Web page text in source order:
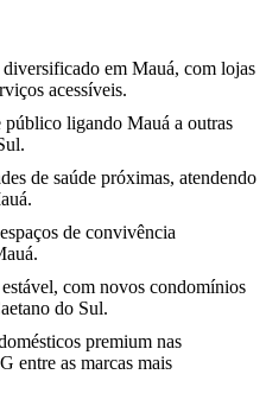
em Mauá, com lojas
acessíveis.
público ligando Mauá a outras
de saúde próximas, atendendo
de convivência
com novos condomínios
do Sul.
premium nas
entre as marcas mais